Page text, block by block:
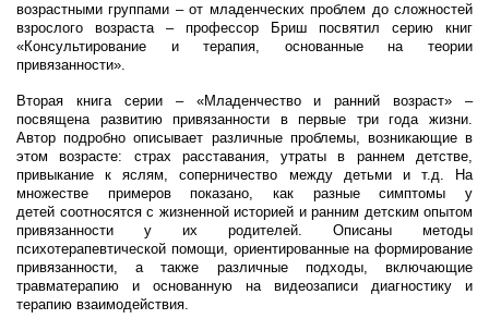
возрастными группами – от младенческих проблем до сложностей
взрослого возраста – профессор Бриш посвятил серию книг
«Консультирование и терапия, осно­ванные на теории
привязанности».
Вторая книга серии – «Младенчество и ранний возраст» –
посвящена развитию привязанности в первые три года жизни.
Автор подробно описывает различные проблемы, возникающие в
этом возрасте: страх расставания, утраты в раннем детстве,
привыкание к яслям, соперничество между детьми и т.д. На
множестве примеров показано, как разные симптомы у
детеи соотносятся с жизненноиисториеи и ранним детским опытом
привязанности у их родителеи. Описаны методы
психотерапевтической помощи, ориентированные на формирование
привязанности, а также различные подходы, включающие
травматерапию и основанную на видеозаписи диагностику и
терапию взаимодействия.